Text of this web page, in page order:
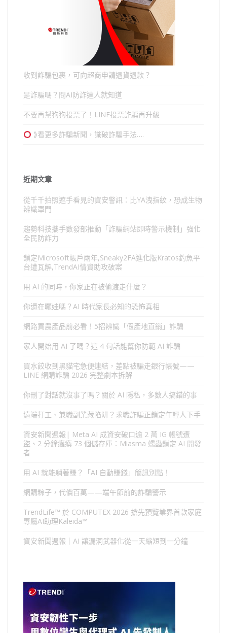
收到詐騙包裹，可向超商申請退貨退款？
是詐騙嗎？問AI防詐達人就知道
不要再幫狗狗投票了！LINE投票詐騙再升級
⟫看更多詐騙新聞，識破詐騙手法….
近期文章
從千千拍照遮手看見的資安警訊：比YA洩指紋，恐成生物
辨識罩門
趨勢科技攜手數發部推動「詐騙網站即時警示機制」強化
全民防詐力
鎖定Microsoft帳戶兩年,Sneaky2FA進化版Kratos釣魚平
台遭瓦解,TrendAI情資助攻破案
用 AI 的同時，你家正在被偷渡走什麼？
你還在曬娃嗎？AI 時代家長必知的恐怖真相
網路買農產品前必看！5招辨識「假產地直銷」詐騙
家人開始用 AI 了嗎？這 4 句話能幫你防範 AI 詐騙
買水餃收到黑貓宅急便連結，差點被騙走銀行帳號——
LINE 網購詐騙 2026 完整劇本拆解
你刪了對話就沒事了嗎？關於 AI 隱私，多數人搞錯的事
遠端打工、兼職副業藏陷阱？求職詐騙正鎖定年輕人下手
資安新聞週報| Meta AI 成資安破口逾 2 萬 IG 帳號遭
盜、2 分鐘癱瘓 73 個儲存庫：Miasma 蠕蟲鎖定 AI 開發
者
用 AI 就能躺著賺？「AI 自動賺錢」簡訊別點！
網購粽子，代價百萬——端午節前的詐騙警示
TrendLife™ 於 COMPUTEX 2026 搶先預覽業界首款家庭
專屬AI助理Kaleida™
資安新聞週報｜AI 讓漏洞武器化從一天縮短到一分鐘